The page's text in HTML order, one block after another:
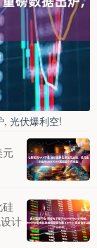
, 光伏爆利空!
计